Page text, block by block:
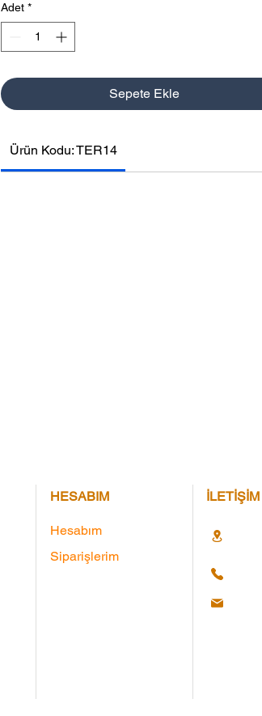
Adet *
Sepete Ekle
Ürün Kodu: TER14
HESABIM
Hesabım
Siparişlerim
İLETİŞİM